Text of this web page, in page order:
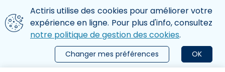
Aller au contenu principal
Nous utilisons des cookies
Actiris utilise des cookies pour améliorer votre
expérience en ligne. Pour plus d'info, consultez
notre politique de gestion des cookies.
OK
Changer mes préférences
le menu